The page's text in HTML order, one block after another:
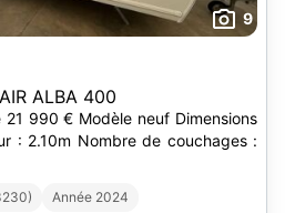
9
ALBA 400
990 € Modèle neuf Dimensions
: 2.10m Nombre de couchages :
Année 2024